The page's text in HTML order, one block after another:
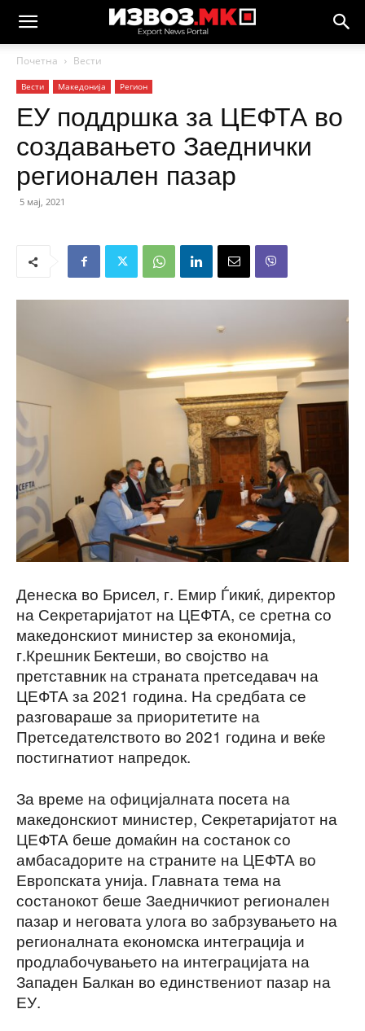
Почетна Вести
Вести Македонија Регион
ЕУ поддршка за ЦЕФТА во
создавањето Заеднички
регионален пазар
5 мај, 2021
Денеска во Брисел, г. Емир Ѓикиќ, директор
на Секретаријатот на ЦЕФТА, се сретна со
македонскиот министер за економија,
г.Крешник Бектеши, во својство на
претставник на страната претседавач на
ЦЕФТА за 2021 година. На средбата се
разговараше за приоритетите на
Претседателството во 2021 година и веќе
постигнатиот напредок.
За време на официјалната посета на
македонскиот министер, Секретаријатот на
ЦЕФТА беше домаќин на состанок со
амбасадорите на страните на ЦЕФТА во
Европската унија. Главната тема на
состанокот беше Заедничкиот регионален
пазар и неговата улога во забрзувањето на
регионалната економска интеграција и
продлабочувањето на интеграцијата на
Западен Балкан во единствениот пазар на
ЕУ.